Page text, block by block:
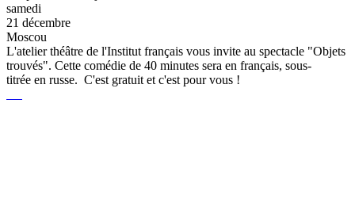
samedi
21 décembre
Moscou
L'atelier théâtre de l'Institut français vous invite au spectacle "Objets
trouvés". Cette comédie de 40 minutes sera en français, sous-
titrée en russe. C'est gratuit et c'est pour vous !